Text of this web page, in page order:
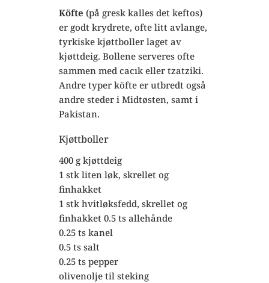
Köfte (på gresk kalles det keftos)
er godt krydrete, ofte litt avlange,
tyrkiske kjøttboller laget av
kjøttdeig. Bollene serveres ofte
sammen med cacık eller tzatziki.
Andre typer köfte er utbredt også
andre steder i Midtøsten, samt i
Pakistan.
Kjøttboller
400 g kjøttdeig
1 stk liten løk, skrellet og
finhakket
1 stk hvitløksfedd, skrellet og
finhakket 0.5 ts allehånde
0.25 ts kanel
0.5 ts salt
0.25 ts pepper
olivenolje til steking